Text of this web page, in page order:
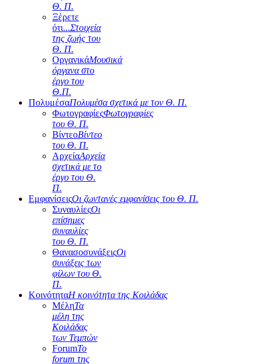
Θ. Π.
Ξέρετε
ότι...Στοιχεία
της ζωής του
Θ. Π.
ΟργανικάΜουσικά
όργανα στο
έργο του
Θ.Π.
ΠολυμέσαΠολυμέσα σχετικά με τον Θ. Π.
ΦωτογραφίεςΦωτογραφίες
του Θ. Π.
ΒίντεοΒίντεο
του Θ. Π.
ΑρχείαΑρχεία
σχετικά με το
έργο του Θ.
Π.
ΕμφανίσειςΟι ζωντανές εμφανίσεις του Θ. Π.
ΣυναυλίεςΟι
επίσημες
συναυλίες
του Θ. Π.
ΘανασοσυνάξειςΟι
συνάξεις των
φίλων του Θ.
Π.
ΚοινότηταΗ κοινότητα της Κοιλάδας
ΜέληΤα
μέλη της
Κοιλάδας
των Τεμπών
ForumΤο
forum της